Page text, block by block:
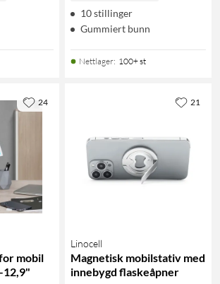
10 stillinger
Gummiert bunn
Nettlager: 100+ st
mobil
24
Linocell
Magnetisk mobilstativ med
innebygd flaskeåpner
21